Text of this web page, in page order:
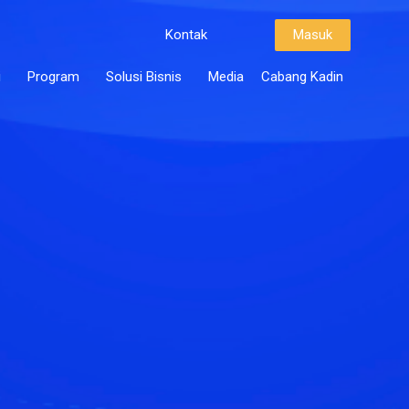
Kontak Masuk
Program Solusi Bisnis Media Cabang Kadin